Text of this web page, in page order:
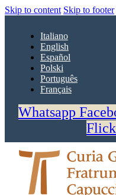
Skip to content Skip to footer
Italiano
English
Español
Polski
Português
Français
Whatsapp